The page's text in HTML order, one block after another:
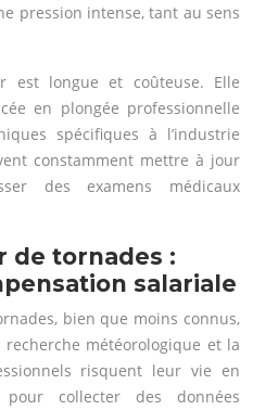
pression intense, tant au sens
est longue et coûteuse. Elle
en plongée professionnelle
spécifiques à l’industrie
constamment mettre à jour
des examens médicaux
de tornades :
salariale
bien que moins connus,
météorologique et la
risquent leur vie en
collecter des données